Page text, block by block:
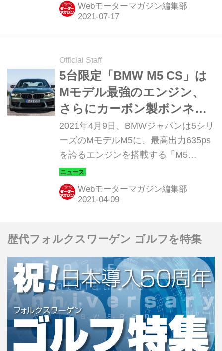
2021年9月以降となる。
Webモーターマガジン編集部
Official Staff
5台限定「BMW M5 CS」は
Mモデル最強のエンジン、
さらにカーボン製ボンネッ
トフードも採用
2021年4月9日、BMWジャパンは5シリ
ーズのMモデルM5に、最高出力635ps
を誇るエンジンを搭載する「M5
CS（エムファイブ シーエス）」を発
表した。限定5台で4月12日午前11時よ
りBMWオンライン・ストアで販売が
Webモーターマガジン編集部
歴代フォルクスワーゲン ゴルフを特集